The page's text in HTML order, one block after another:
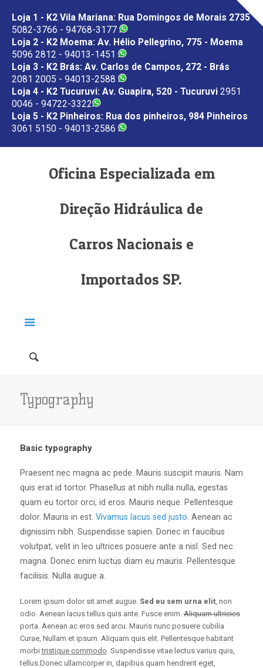
Loja 1 - K2 Vila Mariana: Rua Domingos de Morais 2735
5082-3766 - 94768-3177
Loja 2 - K2 Moema: Av. Hélio Pellegrino, 775 - Moema
5096 2812 - 94013-1451
Loja 3 - K2 Brás: Av. Carlos de Campos, 272 - Brás
2081 2005 - 94013-2588
Loja 4 - K2 Tucuruvi: Av. Guapira, 520 - Tucuruvi 2951
0046 - 94722-3322
Loja 5 - K2 Pinheiros: Rua dos pinheiros, 984 Pinheiros
3061 5150 - 94013-2586
Oficina Especializada em
Direção Hidráulica de
Carros Nacionais e
Importados SP.
Typography
Basic typography
Praesent nec magna ac pede. Mauris suscipit mauris. Nam
quis erat id tortor. Phasellus at nibh nulla nulla, egestas
quam eu tortor orci, id eros. Mauris neque. Pellentesque
dolor. Mauris in est. Vivamus lacus sed justo . Aenean ac
dignissim nibh. Suspendisse sapien. Donec in faucibus
volutpat, velit in leo ultrices posuere ante a nisl. Sed nec
magna. Donec enim luctus diam eu mauris. Pellentesque
facilisis. Nulla augue a.
Lorem ipsum dolor sit amet augue. Sed eu sem urna elit, non
odio. Aenean lacus tellus quis ante. Fusce enim.Aliquam ultricies
porta. Aenean ac eros sed arcu. Mauris nunc posuere cubilia
Curae, Nullam et ipsum. Aliquam quis elit. Pellentesque habitant
morbitristique commodo. Suspendisse vitae lectus varius quis,
tellus.Donec ullamcorper in, dapibus quam hendrerit eget,